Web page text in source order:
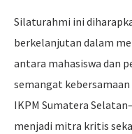
Silaturahmi ini
berkelanjutan dalam
antara mahasiswa dan
semangat
IKPM Sumatera
menjadi mitra kritis